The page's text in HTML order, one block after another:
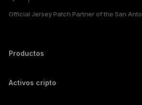
PORTUGUÊS
简体中文
Official Jersey Patch Partner of the San
Productos
Hardware Wallet
Activos cripto